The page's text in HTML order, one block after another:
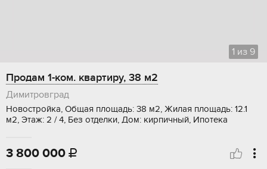
1 из 9
Продам 1-ком. квартиру, 38 м2
Димитровград
Новостройка, Общая площадь: 38 м2, Жилая площадь: 12.1
м2, Этаж: 2 / 4, Без отделки, Дом: кирпичный, Ипотека
3 800 000 